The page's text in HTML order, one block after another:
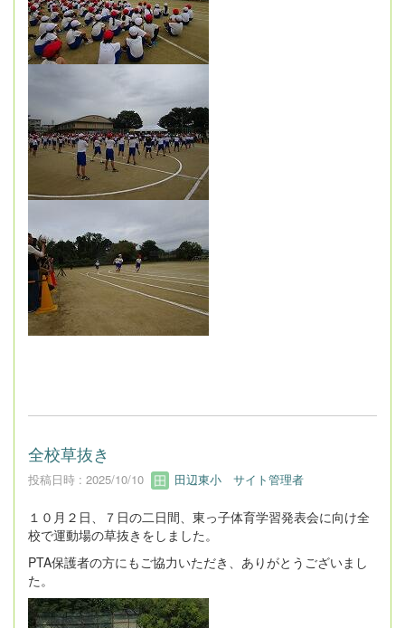
全校草抜き
投稿日時 : 2025/10/10 田辺東小 サイト管理者
１０月２日、７日の二日間、東っ子体育学習発表会に向け全
校で運動場の草抜きをしました。
PTA保護者の方にもご協力いただき、ありがとうございまし
た。